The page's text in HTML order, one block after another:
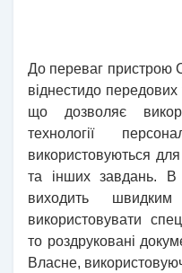
До переваг пристрою
віднестидо передових
що дозволяє
технології
використовуються
та інших завдань. В
виходить
використовувати
то роздруковані
Власне,